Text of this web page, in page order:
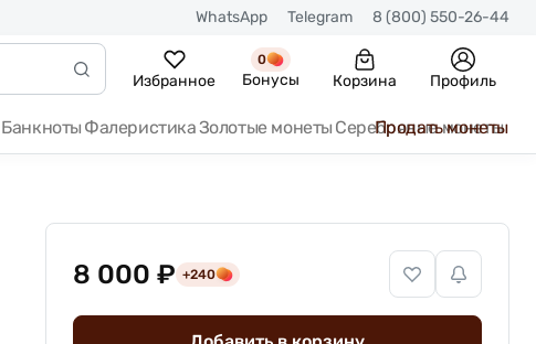
WhatsApp Telegram 8 (800) 550-26-44
Избранное
0
Бонусы Корзина Профиль
Банкноты ФалеристикаЗолотые монеты Серебряные монеты
Продать монеты
8 000 ₽ +240